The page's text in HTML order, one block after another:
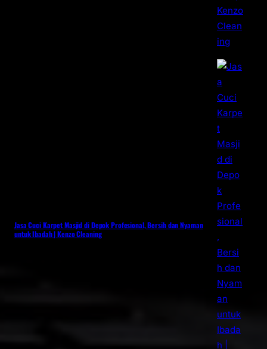
Jasa Cuci Karpet Masjid di Depok Profesional, Bersih dan Nyaman
untuk Ibadah | Kenzo Cleaning